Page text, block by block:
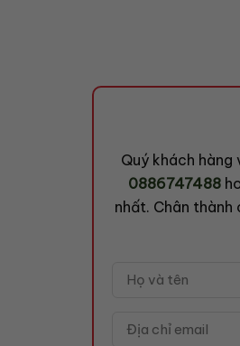
Quý khách hàng
0886747488
nhất. Chân